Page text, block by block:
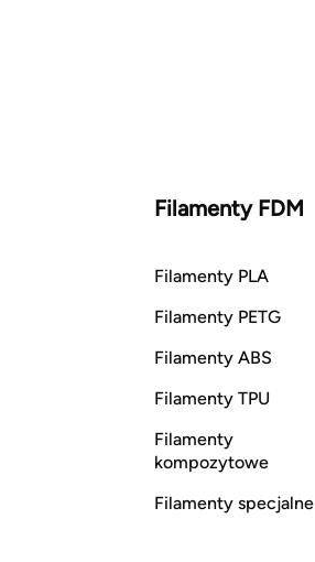
Filamenty FDM
Filamenty PLA
Filamenty PETG
Filamenty ABS
Filamenty TPU
Filamenty
kompozytowe
Filamenty specjalne